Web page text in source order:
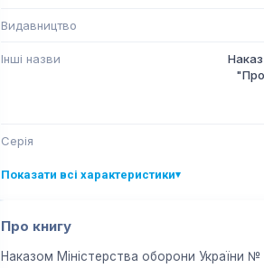
Видавництво
Інші назви
Серія
Показати всі характеристики▾
Про книгу
Наказом Міністерства оборони України